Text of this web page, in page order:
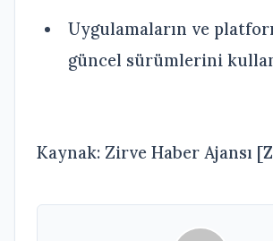
Uygulamaların ve
güncel sürümlerini
Kaynak: Zirve Haber Ajansı [